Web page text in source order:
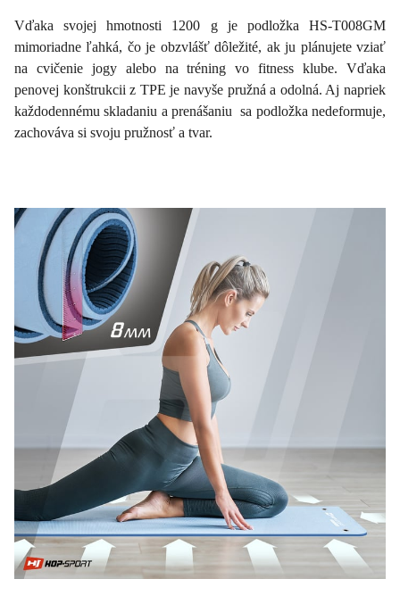
Vďaka svojej hmotnosti 1200 g je podložka HS-T008GM
mimoriadne ľahká, čo je obzvlášť dôležité, ak ju plánujete vziať
na cvičenie jogy alebo na tréning vo fitness klube. Vďaka
penovej konštrukcii z TPE je navyše pružná a odolná. Aj napriek
každodennému skladaniu a prenášaniu sa podložka nedeformuje,
zachováva si svoju pružnosť a tvar.